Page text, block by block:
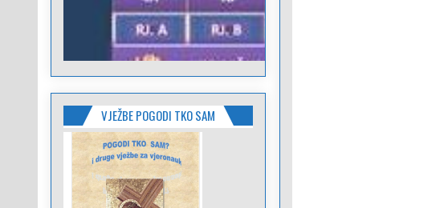
VJEŽBE POGODI TKO SAM